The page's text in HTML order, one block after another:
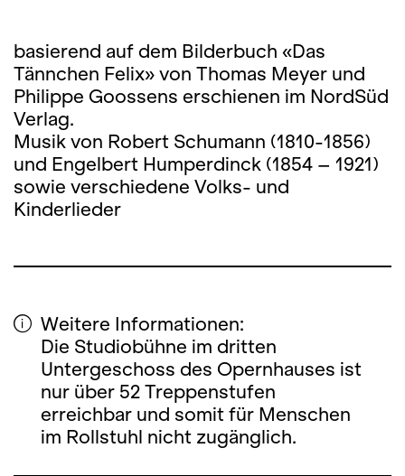
basierend auf dem Bilderbuch «Das
Tännchen Felix» von Thomas Meyer und
Philippe Goossens erschienen im NordSüd
Verlag.
Musik von Robert Schumann (1810-1856)
und Engelbert Humperdinck (1854 – 1921)
sowie verschiedene Volks- und
Kinderlieder
Weitere Informationen:
Die Studiobühne im dritten
Untergeschoss des Opernhauses ist
nur über 52 Treppenstufen
erreichbar und somit für Menschen
im Rollstuhl nicht zugänglich.